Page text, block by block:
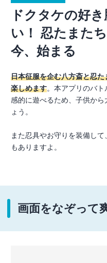
ドクタケの好
い！ 忍たまた
今、始まる
日本征服を企む八方斎と忍
楽しめます。本アプリのバ
感的に遊べるため、子供か
ょう。
また忍具やお守りを装備し
もありますよ。
画面をなぞって